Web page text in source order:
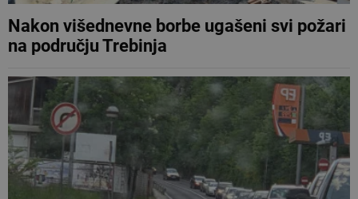
Nakon višednevne borbe ugašeni svi požari
na području Trebinja